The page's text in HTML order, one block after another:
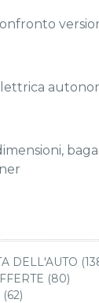
DELL'AUTO
(80)